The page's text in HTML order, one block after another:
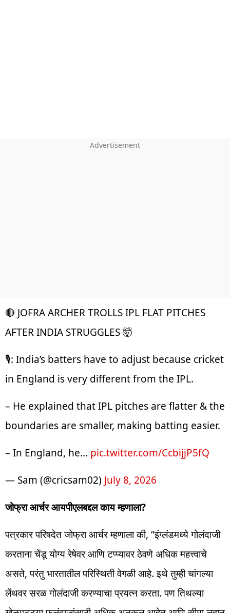
🔴 JOFRA ARCHER TROLLS IPL FLAT PITCHES
AFTER INDIA STRUGGLES 🤯
🎙️: India’s batters have to adjust because cricket
in England is very different from the IPL.
– He explained that IPL pitches are flatter & the
boundaries are smaller, making batting easier.
– In England, he… pic.twitter.com/CcbijjP5fQ
— Sam (@cricsam02) July 8, 2026
जोफ्रा आर्चर आयपीएलबद्दल काय म्हणाला?
पत्रकार परिषदेत जोफ्रा आर्चर म्हणाला की, “इंग्लंडमध्ये गोलंदाजी
करताना चेंडू योग्य रेषेवर आणि टप्प्यावर ठेवणे अधिक महत्त्वाचे
असते, परंतु भारतातील परिस्थिती वेगळी आहे. इथे तुम्ही चांगल्या
लेंथवर सरळ गोलंदाजी करण्याचा प्रयत्न करता. पण तिथल्या